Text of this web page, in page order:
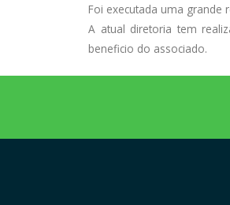
Foi executada uma
A atual diretoria tem
beneficio do associado.